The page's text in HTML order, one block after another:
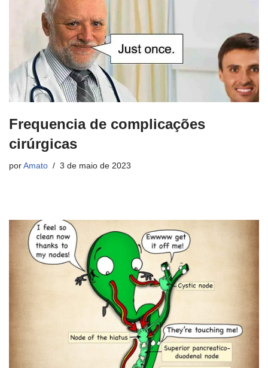
Frequencia de complicações
cirúrgicas
por Amato 3 de maio de 2023